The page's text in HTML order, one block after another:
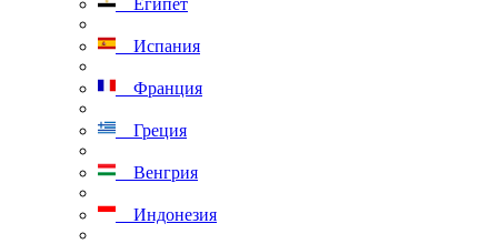
Египет
Испания
Франция
Греция
Венгрия
Индонезия